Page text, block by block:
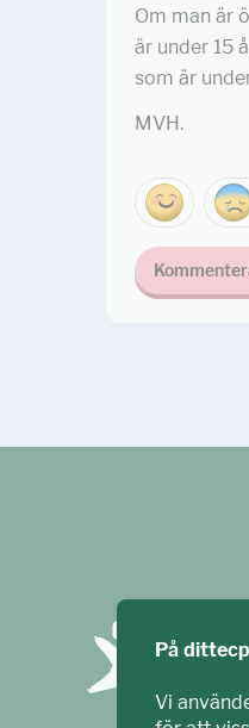
Om man är
är under 15
som är
MVH.
På
Vi